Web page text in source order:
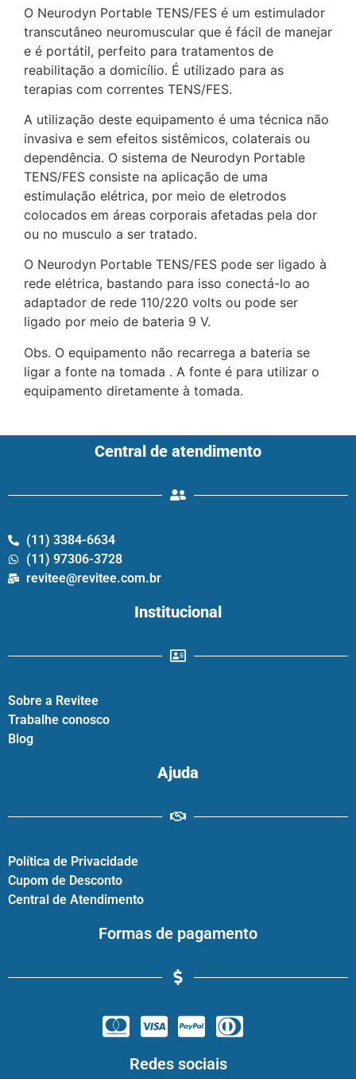
O Neurodyn Portable TENS/FES é um estimulador
transcutâneo neuromuscular que é fácil de manejar
e é portátil, perfeito para tratamentos de
reabilitação a domicílio. É utilizado para as
terapias com correntes TENS/FES.
A utilização deste equipamento é uma técnica não
invasiva e sem efeitos sistêmicos, colaterais ou
dependência. O sistema de Neurodyn Portable
TENS/FES consiste na aplicação de uma
estimulação elétrica, por meio de eletrodos
colocados em áreas corporais afetadas pela dor
ou no musculo a ser tratado.
O Neurodyn Portable TENS/FES pode ser ligado à
rede elétrica, bastando para isso conectá-lo ao
adaptador de rede 110/220 volts ou pode ser
ligado por meio de bateria 9 V.
Obs. O equipamento não recarrega a bateria se
ligar a fonte na tomada . A fonte é para utilizar o
equipamento diretamente à tomada.
Central de atendimento
(11) 3384-6634
(11) 97306-3728
revitee@revitee.com.br
Institucional
Sobre a Revitee
Trabalhe conosco
Blog
Ajuda
Política de Privacidade
Cupom de Desconto
Central de Atendimento
Formas de pagamento
Redes sociais